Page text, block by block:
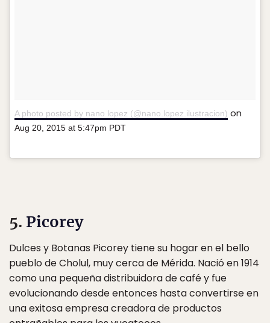
A photo posted by nano lopez (@nano.lopez.ilustracion) on
Aug 20, 2015 at 5:47pm PDT
5. Picorey
Dulces y Botanas Picorey tiene su hogar en el bello
pueblo de Cholul, muy cerca de Mérida. Nació en 1914
como una pequeña distribuidora de café y fue
evolucionando desde entonces hasta convertirse en
una exitosa empresa creadora de productos